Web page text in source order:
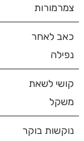
צמרמורות
כאב לאחר
נפילה
קושי לשאת
משקל
נוקשות בוקר